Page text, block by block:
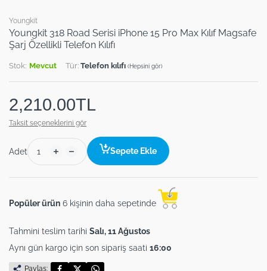
Youngkit
Youngkit 318 Road Serisi iPhone 15 Pro Max Kılıf Magsafe
Şarj Özellikli Telefon Kılıfı
Stok: Mevcut Tür: Telefon kılıfı (Hepsini gör)
2,210.00TL
Taksit seçeneklerini gör
Adet Sepete Ekle
Popüler ürün 6 kişinin daha sepetinde
Tahmini teslim tarihi Salı, 11 Ağustos
Aynı gün kargo için son sipariş saati 16:00
Paylaş: